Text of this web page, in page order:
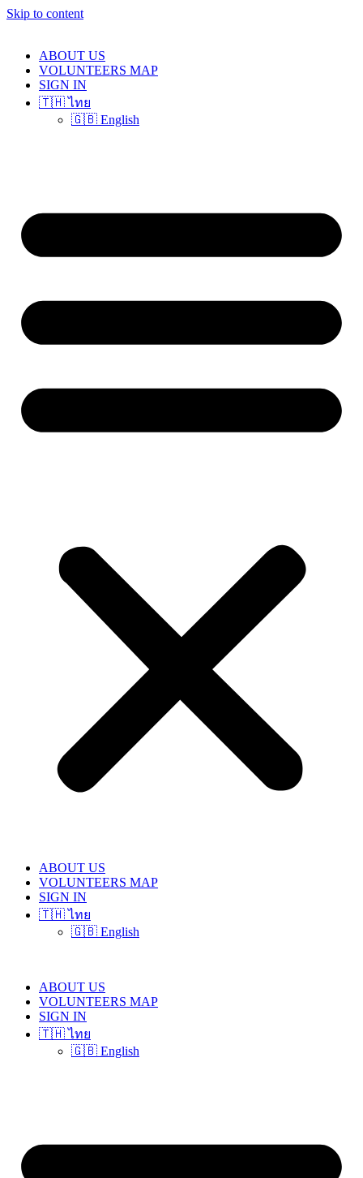
Skip to content
ABOUT US
VOLUNTEERS MAP
SIGN IN
🇹🇭 ไทย
🇬🇧 English
ABOUT US
VOLUNTEERS MAP
SIGN IN
🇹🇭 ไทย
🇬🇧 English
ABOUT US
VOLUNTEERS MAP
SIGN IN
🇹🇭 ไทย
🇬🇧 English